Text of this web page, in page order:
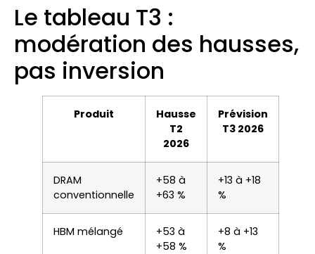
Le tableau T3 :
modération des hausses,
pas inversion
Produit
Hausse
T2
2026
Prévision
T3 2026
DRAM
conventionnelle
+58 à
+63 %
+13 à +18
%
HBM mélangé
+53 à
+58 %
+8 à +13
%